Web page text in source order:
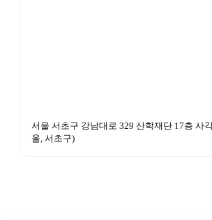
서울 서초구 강남대로 329 산학재단 17층 사
울, 서초구)